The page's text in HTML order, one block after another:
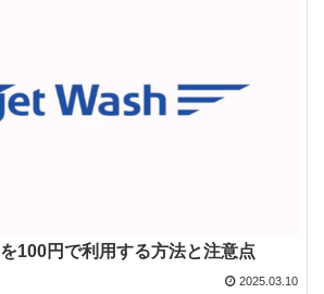
100円で利用する方法と注意点
2025.03.10